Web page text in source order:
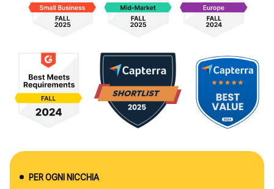
PER OGNI NICCHIA